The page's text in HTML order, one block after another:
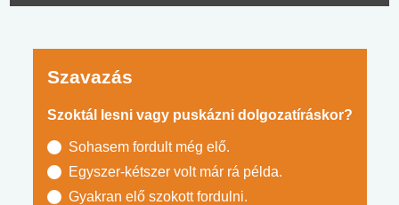
Szavazás
Szoktál lesni vagy puskázni dolgozatíráskor?
Sohasem fordult még elő.
Egyszer-kétszer volt már rá példa.
Gyakran elő szokott fordulni.